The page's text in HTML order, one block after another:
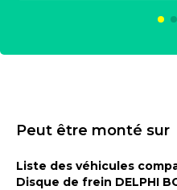
Peut être monté sur
Liste des véhicules
Disque de frein DELPHI